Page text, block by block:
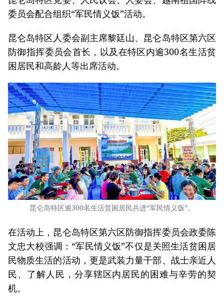
委员会配合组织“军民情义饭”活动。
昆仑岛特区人委会副主席黎廷山、昆仑岛特区第六区
防御指挥委员会首长，以及在特区内逾300名生活贫
困居民和高龄人等出席活动。
昆仑岛特区逾300名生活贫困居民共进“军民情义饭”。
在活动上，昆仑岛特区第六区防御指挥委员会政委陈
文忠大校强调：“军民情义饭”不仅是关照生活贫困居
民物质生活的活动，更是武装力量干部、战士亲近人
民、了解人民，分享辖区内居民的困难与辛劳的契
机。